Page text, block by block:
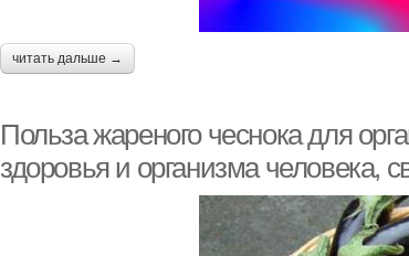
читать дальше →
Польза жареного чеснока для
здоровья и организма человека,